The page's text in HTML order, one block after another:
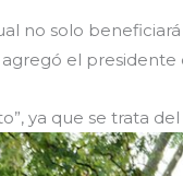
no solo
el presidente
ya que se trata